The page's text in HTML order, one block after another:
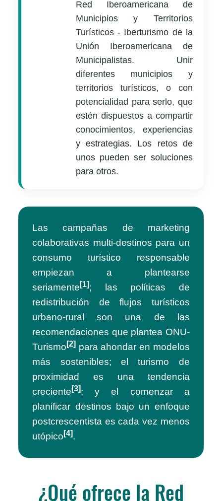
Red Iberoamericana de
Municipios y Territorios
Turísticos - Iberturismo de la
Unión Iberoamericana de
Municipalistas. Unir
diferentes municipios y
territorios turísticos, o con
potencialidad para serlo, que
estén dispuestos a compartir
conocimientos, experiencias
y estrategias. Los retos de
unos pueden ser soluciones
para otros.
Las campañas de marketing
colaborativas multi-destinos para un
consumo turístico responsable
empiezan a plantearse
seriamente[1]; las políticas de
redistribución de flujos turísticos
urbano-rural son una de las
recomendaciones que plantea ONU-
Turismo[2] para ahondar en modelos
más sostenibles; el turismo de
proximidad es una tendencia
creciente[3]; y el comenzar a
planificar destinos bajo un enfoque
postcrescentista es cada vez menos
utópico[4].
¿Qué ofrece la Red